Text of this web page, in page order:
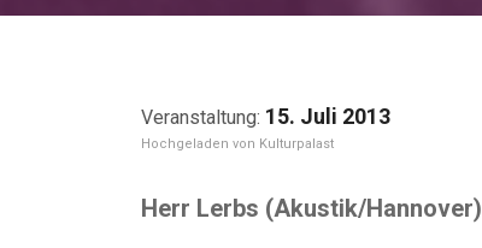
15. Juli 2013
Kulturpalast
Herr Lerbs (Akustik/Hannover)